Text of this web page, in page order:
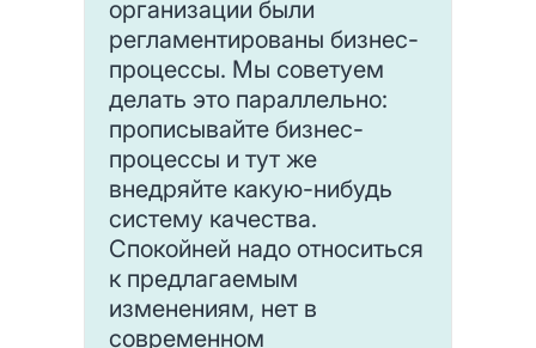
организации были
регламентированы бизнес-
процессы. Мы советуем
делать это параллельно:
прописывайте бизнес-
процессы и тут же
внедряйте какую-нибудь
систему качества.
Спокойней надо относиться
к предлагаемым
изменениям, нет в
современном